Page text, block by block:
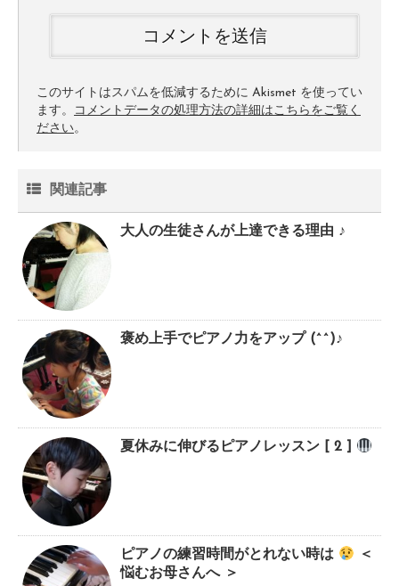
このサイトはスパムを低減するために Akismet を使ってい
ます。
コメントデータの処理方法の詳細はこちらをご覧く
ださい。
関連記事
大人の生徒さんが上達できる理由 ♪
褒め上手でピアノ力をアップ (^^)♪
夏休みに伸びるピアノレッスン [ 2 ]
ピアノの練習時間がとれない時は
＜
悩むお母さんへ ＞